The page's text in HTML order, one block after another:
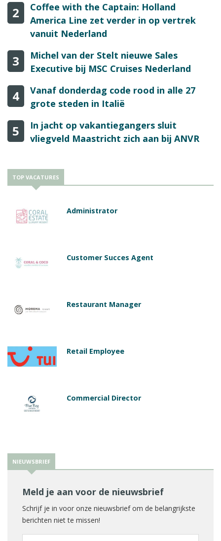
2
Coffee with the Captain: Holland
America Line zet verder in op vertrek
vanuit Nederland
3
Michel van der Stelt nieuwe Sales
Executive bij MSC Cruises Nederland
4
Vanaf donderdag code rood in alle 27
grote steden in Italië
5
In jacht op vakantiegangers sluit
vliegveld Maastricht zich aan bij ANVR
TOP VACATURES
Administrator
Customer Succes Agent
Restaurant Manager
Retail Employee
Commercial Director
NIEUWSBRIEF
Meld je aan voor de nieuwsbrief
Schrijf je in voor onze nieuwsbrief om de belangrijkste
berichten niet te missen!